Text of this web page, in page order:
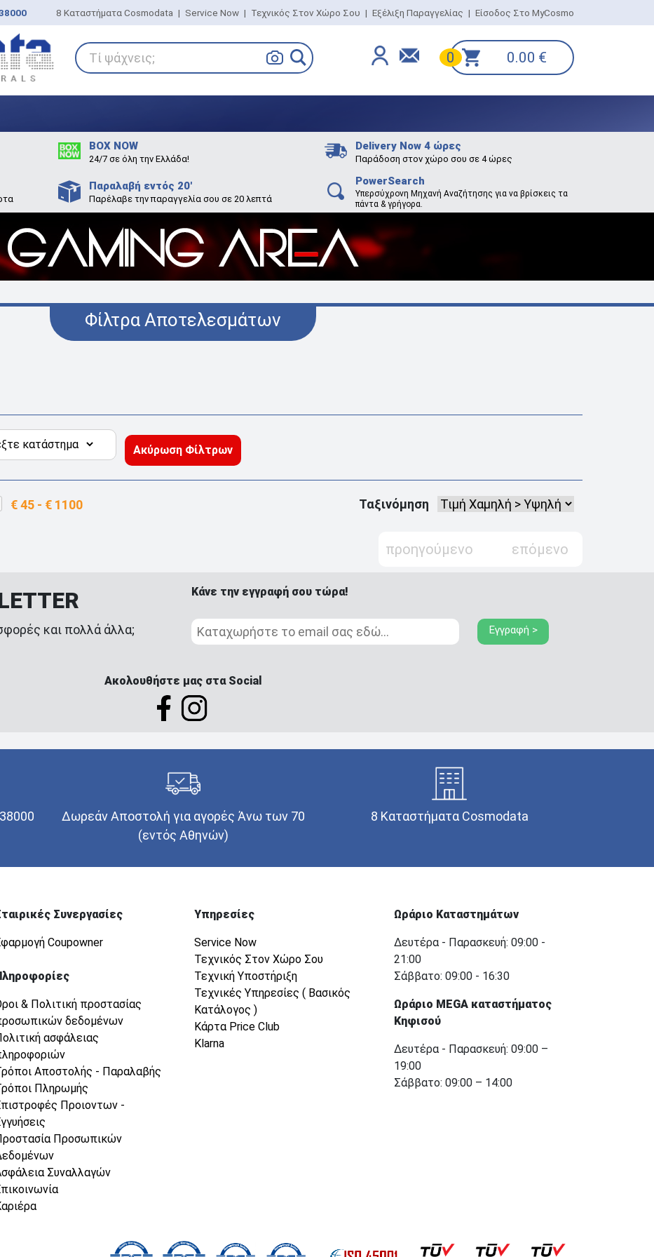
8 Καταστήματα Cosmodata | Service Now | Τεχνικός Στον Χώρο Σου | Εξέλιξη Παραγγελίας | Είσοδος Στο MyCosmo
Τί ψάχνεις; 0 0.00 €
BOX NOW
24/7 σε όλη την Ελλάδα!
Delivery Now 4 ώρες
Παράδοση στον χώρο σου σε 4 ώρες
Παραλαβή εντός 20'
Παρέλαβε την παραγγελία σου σε 20 λεπτά
PowerSearch
Υπερσύχρονη Μηχανή Αναζήτησης για να βρίσκεις τα
πάντα & γρήγορα.
Φίλτρα Αποτελεσμάτων
Ακύρωση Φίλτρων
Ταξινόμηση
προηγούμενο επόμενο
και πολλά άλλα;
Κάνε την εγγραφή σου τώρα!
Εγγραφή >
Ακολουθήστε μας στα Social
Δωρεάν Αποστολή για αγορές Άνω των 70
(εντός Αθηνών)
8 Καταστήματα Cosmodata
Συνεργασίες
Coupowner
& Πολιτική προστασίας
δεδομένων
ασφάλειας
Αποστολής - Παραλαβής
Πληρωμής
Προιοντων -
Προσωπικών
Συναλλαγών
Υπηρεσίες
Service Now
Τεχνικός Στον Χώρο Σου
Τεχνική Υποστήριξη
Τεχνικές Υπηρεσίες ( Βασικός
Κατάλογος )
Κάρτα Price Club
Klarna
Ωράριο Καταστημάτων
Δευτέρα - Παρασκευή: 09:00 -
21:00
Σάββατο: 09:00 - 16:30
Ωράριο MEGA καταστήματος
Κηφισού
Δευτέρα - Παρασκευή: 09:00 –
19:00
Σάββατο: 09:00 – 14:00